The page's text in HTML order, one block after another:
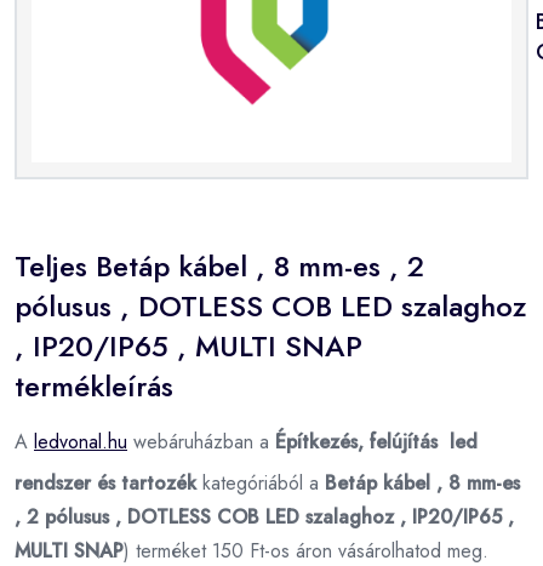
Teljes Betáp kábel , 8 mm-es , 2
pólusus , DOTLESS COB LED szalaghoz
, IP20/IP65 , MULTI SNAP
termékleírás
A ledvonal.hu webáruházban a Építkezés, felújítás led
rendszer és tartozékkategóriából a Betáp kábel , 8 mm-es
, 2 pólusus , DOTLESS COB LED szalaghoz , IP20/IP65 ,
MULTI SNAP) terméket 150 Ft-os áron vásárolhatod meg.